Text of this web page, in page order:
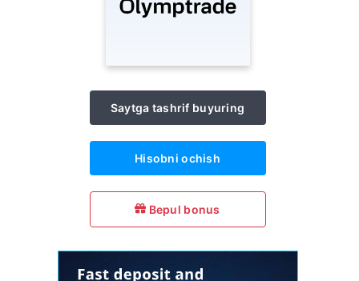
Saytga tashrif buyuring
Hisobni ochish
Bepul bonus